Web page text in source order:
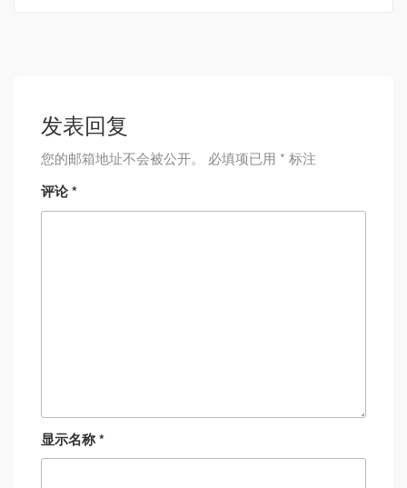
发表回复
您的邮箱地址不会被公开。 必填项已用 * 标注
评论*
显示名称*